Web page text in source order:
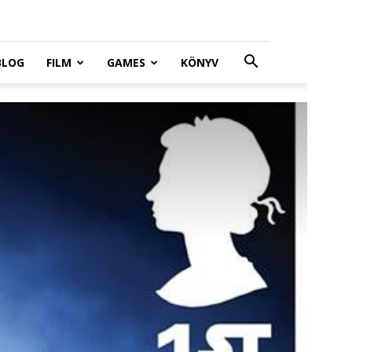
FILM GAMES KÖNYV